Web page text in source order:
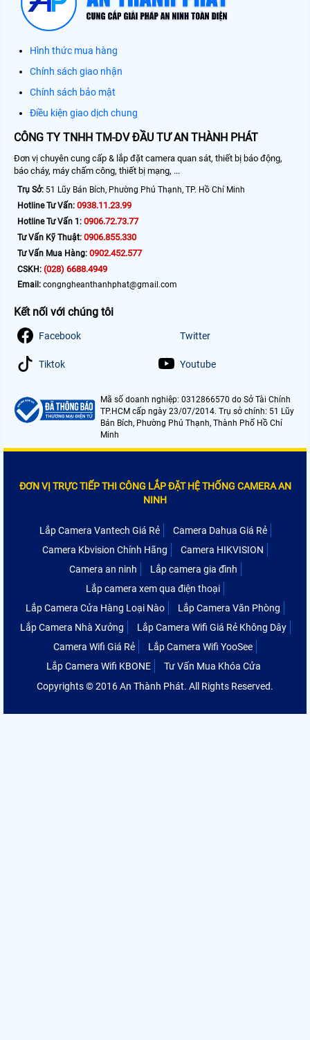
Hình thức mua hàng
Chính sách giao nhận
Chính sách bảo mật
Điều kiện giao dịch chung
CÔNG TY TNHH TM-DV ĐẦU TƯ AN THÀNH PHÁT
Đơn vị chuyên cung cấp & lắp đặt camera quan sát, thiết bị báo động,
báo cháy, máy chấm công, thiết bị mạng, ...
Trụ Sở: 51 Lũy Bán Bích, Phường Phú Thạnh, TP. Hồ Chí Minh
Hotline Tư Vấn: 0938.11.23.99
Hotline Tư Vấn 1: 0906.72.73.77
Tư Vấn Kỹ Thuật: 0906.855.330
Tư Vấn Mua Hàng: 0902.452.577
CSKH: (028) 6688.4949
Email: congngheanthanhphat@gmail.com
Kết nối với chúng tôi
Facebook Twitter
Tiktok Youtube
Mã số doanh nghiệp: 0312866570 do Sở Tài Chính
TP.HCM cấp ngày 23/07/2014. Trụ sở chính: 51 Lũy
Bán Bích, Phường Phú Thạnh, Thành Phố Hồ Chí
Minh
ĐƠN VỊ TRỰC TIẾP THI CÔNG LẮP ĐẶT HỆ THỐNG CAMERA AN
NINH
Lắp Camera Vantech Giá Rẻ
Camera Dahua Giá Rẻ
Camera Kbvision Chính Hãng
Camera HIKVISION
Camera an ninh
Lắp camera gia đình
Lắp camera xem qua điện thoại
Lắp Camera Cửa Hàng Loại Nào
Lắp Camera Văn Phòng
Lắp Camera Nhà Xưởng
Lắp Camera Wifi Giá Rẻ Không Dây
Camera Wifi Giá Rẻ
Lắp Camera Wifi YooSee
Lắp Camera Wifi KBONE
Tư Vấn Mua Khóa Cửa
Copyrights © 2016 An Thành Phát. All Rights Reserved.